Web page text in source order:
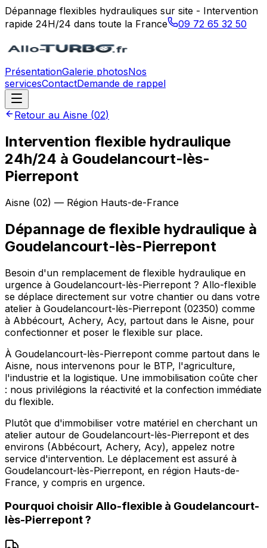
Dépannage flexibles hydrauliques sur site - Intervention
rapide 24H/24 dans toute la France
09 72 65 32 50
PrésentationGalerie photosNos
servicesContactDemande de rappel
Retour au Aisne (02)
Intervention flexible hydraulique
24h/24 à Goudelancourt-lès-
Pierrepont
Aisne (02) — Région Hauts-de-France
Dépannage de flexible hydraulique à
Goudelancourt-lès-Pierrepont
Besoin d'un remplacement de flexible hydraulique en
urgence à Goudelancourt-lès-Pierrepont ? Allo-flexible
se déplace directement sur votre chantier ou dans votre
atelier à Goudelancourt-lès-Pierrepont (02350) comme
à Abbécourt, Achery, Acy, partout dans le Aisne, pour
confectionner et poser le flexible sur place.
À Goudelancourt-lès-Pierrepont comme partout dans le
Aisne, nous intervenons pour le BTP, l'agriculture,
l'industrie et la logistique. Une immobilisation coûte cher
: nous privilégions la réactivité et la confection immédiate
du flexible.
Plutôt que d'immobiliser votre matériel en cherchant un
atelier autour de Goudelancourt-lès-Pierrepont et des
environs (Abbécourt, Achery, Acy), appelez notre
service d'intervention. Le déplacement est assuré à
Goudelancourt-lès-Pierrepont, en région Hauts-de-
France, y compris en urgence.
Pourquoi choisir Allo-flexible à Goudelancourt-
lès-Pierrepont?